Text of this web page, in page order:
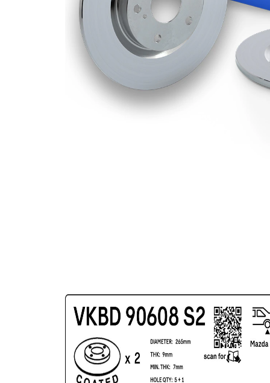
exterior
265 mm
Numar
gauri
5
Diametru
de centrare
68 mm
Asezare
acoperit
(cu un